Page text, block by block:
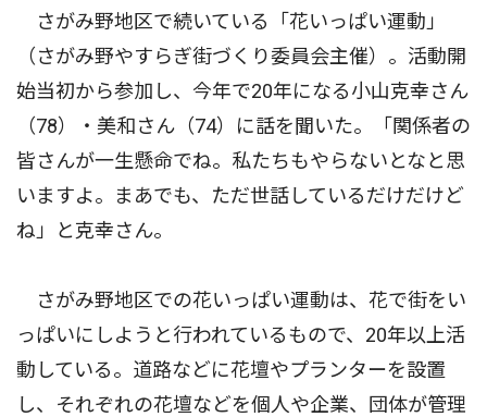
さがみ野地区で続いている「花いっぱい運動」
（さがみ野やすらぎ街づくり委員会主催）。活動開
始当初から参加し、今年で20年になる小山克幸さん
（78）・美和さん（74）に話を聞いた。「関係者の
皆さんが一生懸命でね。私たちもやらないとなと思
いますよ。まあでも、ただ世話しているだけだけど
ね」と克幸さん。
さがみ野地区での花いっぱい運動は、花で街をい
っぱいにしようと行われているもので、20年以上活
動している。道路などに花壇やプランターを設置
し、それぞれの花壇などを個人や企業、団体が管理